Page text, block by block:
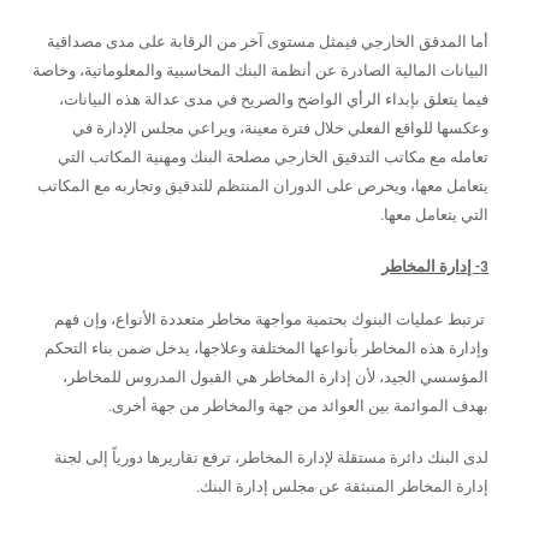
أما المدقق الخارجي فيمثل مستوى آخر من الرقابة على مدى مصداقية
البيانات المالية الصادرة عن أنظمة البنك المحاسبية والمعلوماتية، وخاصة
فيما يتعلق بإبداء الرأي الواضح والصريح في مدى عدالة هذه البيانات،
وعكسها للواقع الفعلي خلال فترة معينة، ويراعي مجلس الإدارة في
تعامله مع مكاتب التدقيق الخارجي مصلحة البنك ومهنية المكاتب التي
يتعامل معها، ويحرص على الدوران المنتظم للتدقيق وتجاربه مع المكاتب
التي يتعامل معها.
3- إدارة المخاطر
ترتبط عمليات البنوك بحتمية مواجهة مخاطر متعددة الأنواع، وإن فهم
وإدارة هذه المخاطر بأنواعها المختلفة وعلاجها، يدخل ضمن بناء التحكم
المؤسسي الجيد، لأن إدارة المخاطر هي القبول المدروس للمخاطر،
بهدف الموائمة بين العوائد من جهة والمخاطر من جهة أخرى.
لدى البنك دائرة مستقلة لإدارة المخاطر، ترفع تقاريرها دورياً إلى لجنة
إدارة المخاطر المنبثقة عن مجلس إدارة البنك.